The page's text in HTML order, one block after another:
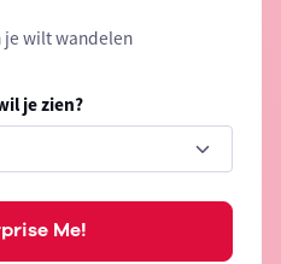
wilt wandelen
je zien?
Me!